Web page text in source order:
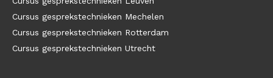
Cursus gesprekstechnieken Mechelen
Cursus gesprekstechnieken Rotterdam
Cursus gesprekstechnieken Utrecht